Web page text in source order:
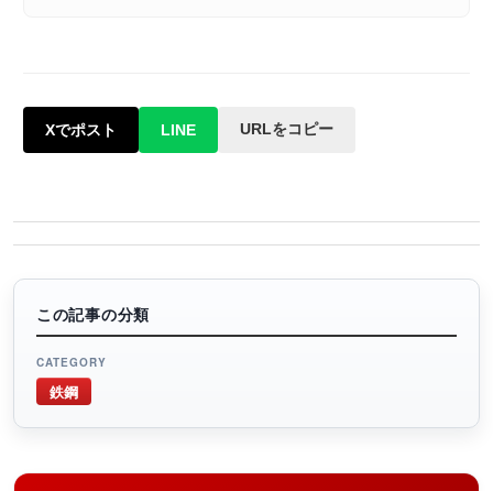
Xでポスト LINE URLをコピー
この記事の分類
CATEGORY
鉄鋼